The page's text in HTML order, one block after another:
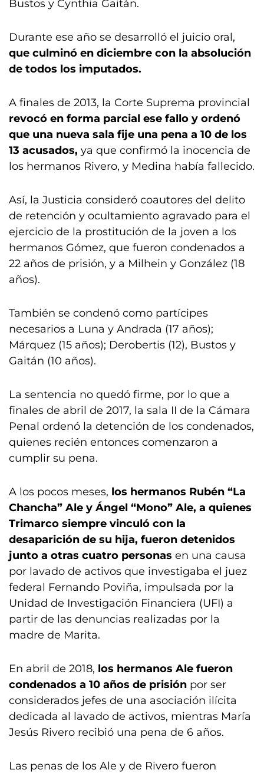
Bustos y Cynthia Gaitán.
Durante ese año se desarrolló el juicio oral,
que culminó en diciembre con la absolución
de todos los imputados.
A finales de 2013, la Corte Suprema provincial
revocó en forma parcial ese fallo y ordenó
que una nueva sala fije una pena a 10 de los
13 acusados, ya que confirmó la inocencia de
los hermanos Rivero, y Medina había fallecido.
Así, la Justicia consideró coautores del delito
de retención y ocultamiento agravado para el
ejercicio de la prostitución de la joven a los
hermanos Gómez, que fueron condenados a
22 años de prisión, y a Milhein y González (18
años).
También se condenó como partícipes
necesarios a Luna y Andrada (17 años);
Márquez (15 años); Derobertis (12), Bustos y
Gaitán (10 años).
La sentencia no quedó firme, por lo que a
finales de abril de 2017, la sala II de la Cámara
Penal ordenó la detención de los condenados,
quienes recién entonces comenzaron a
cumplir su pena.
A los pocos meses, los hermanos Rubén “La
Chancha” Ale y Ángel “Mono” Ale, a quienes
Trimarco siempre vinculó con la
desaparición de su hija, fueron detenidos
junto a otras cuatro personas en una causa
por lavado de activos que investigaba el juez
federal Fernando Poviña, impulsada por la
Unidad de Investigación Financiera (UFI) a
partir de las denuncias realizadas por la
madre de Marita.
En abril de 2018, los hermanos Ale fueron
condenados a 10 años de prisión por ser
considerados jefes de una asociación ilícita
dedicada al lavado de activos, mientras María
Jesús Rivero recibió una pena de 6 años.
Las penas de los Ale y de Rivero fueron